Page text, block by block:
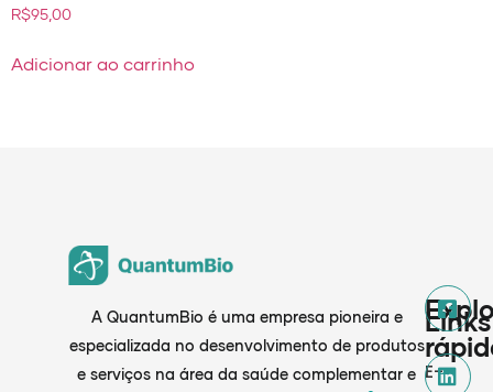
R$95,00
Adicionar ao carrinho
A QuantumBio é uma empresa pioneira e
especializada no desenvolvimento de produtos
e serviços na área da saúde complementar e
Links
E-